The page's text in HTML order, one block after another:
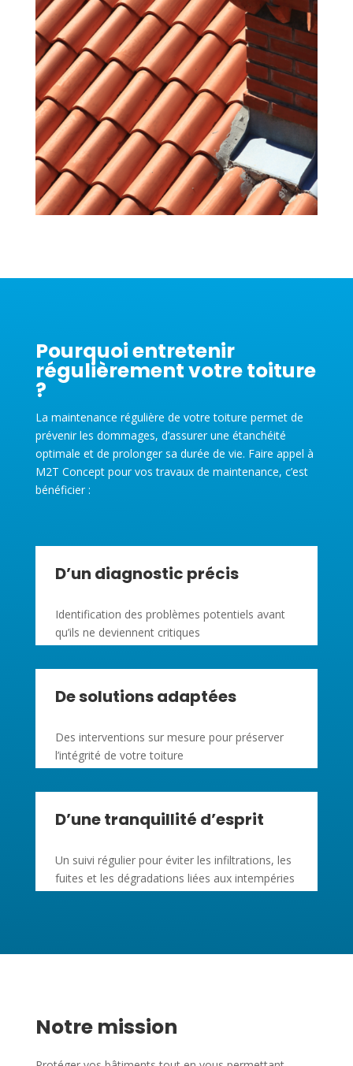
Pourquoi entretenir
régulièrement votre toiture
?
La maintenance régulière de votre toiture permet de
prévenir les dommages, d’assurer une étanchéité
optimale et de prolonger sa durée de vie. Faire appel à
M2T Concept pour vos travaux de maintenance, c’est
bénéficier :
D’un diagnostic précis
Identification des problèmes potentiels avant
qu’ils ne deviennent critiques
De solutions adaptées
Des interventions sur mesure pour préserver
l’intégrité de votre toiture
D’une tranquillité d’esprit
Un suivi régulier pour éviter les infiltrations, les
fuites et les dégradations liées aux intempéries
Notre mission